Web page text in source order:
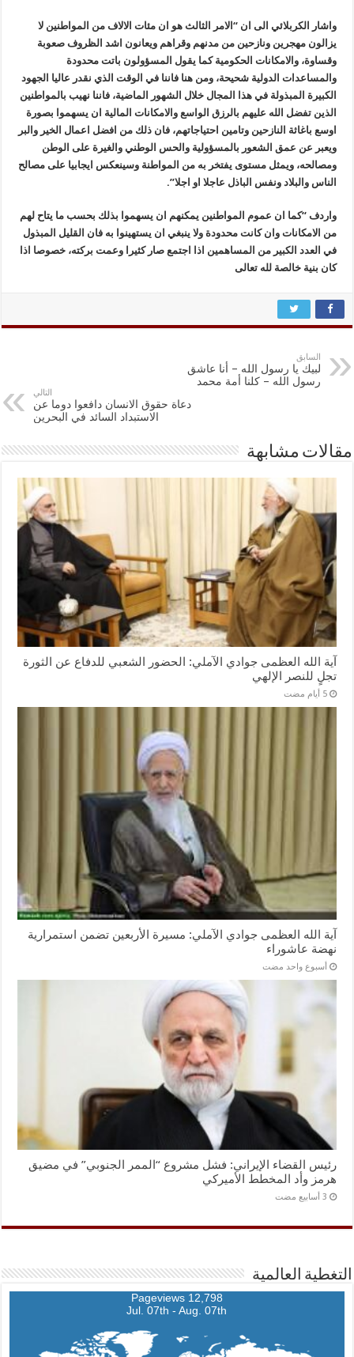
واشار الكربلائي الى ان “الامر الثالث هو ان مئات الالاف من المواطنين لا
يزالون مهجرين ونازحين من مدنهم وقراهم ويعانون اشد الظروف صعوبة
وقساوة، والامكانات الحكومية كما يقول المسؤولون باتت محدودة
والمساعدات الدولية شحيحة، ومن هنا فاننا في الوقت الذي نقدر عاليا الجهود
الكبيرة المبذولة في هذا المجال خلال الشهور الماضية، فاننا نهيب بالمواطنين
الذين تفضل الله عليهم بالرزق الواسع والامكانات المالية ان يسهموا بصورة
اوسع باغاثة النازحين وتامين احتياجاتهم، فان ذلك من افضل اعمال الخير والبر
ويعبر عن عمق الشعور بالمسؤولية والحس الوطني والغيرة على الوطن
ومصالحه، ويمثل مستوى يفتخر به من المواطنة وسينعكس ايجابيا على مصالح
الناس والبلاد ونفس الباذل عاجلا او اجلا”.
واردف “كما ان عموم المواطنين يمكنهم ان يسهموا بذلك بحسب ما يتاح لهم
من الامكانات وان كانت محدودة ولا ينبغي ان يستهينوا به فان القليل المبذول
في العدد الكبير من المساهمين اذا اجتمع صار كثيرا وعمت بركته، خصوصا اذا
كان بنية خالصة لله تعالى
السابق
لبيك يا رسول الله – أنا عاشق
رسول الله – كلنا أمة محمد
التالي
دعاة حقوق الانسان دافعوا دوما عن
الاستبداد السائد في البحرين
مقالات مشابهة
آية الله العظمى جوادي الآملي: الحضور الشعبي للدفاع عن الثورة
تجلٍ للنصر الإلهي
‏5 أيام مضت
آية الله العظمى جوادي الآملي: مسيرة الأربعين تضمن استمرارية
نهضة عاشوراء
‏أسبوع واحد مضت
رئيس القضاء الإيراني: فشل مشروع “الممر الجنوبي” في مضيق
هرمز وأد المخطط الأميركي
التغطية العالمية
12,798 Pageviews
Jul. 07th - Aug. 07th